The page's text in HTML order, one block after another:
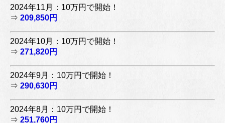
2024年11月：10万円で開始！
⇒ 209,850円
2024年10月：10万円で開始！
⇒ 271,820円
2024年9月：10万円で開始！
⇒ 290,630円
2024年8月：10万円で開始！
⇒ 251,760円